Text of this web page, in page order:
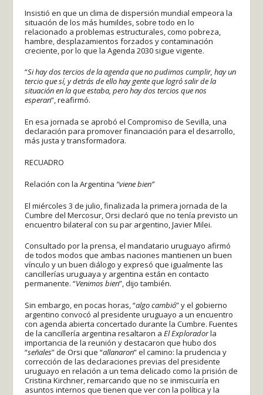
Insistió en que un clima de dispersión mundial empeora la
situación de los más humildes, sobre todo en lo
relacionado a problemas estructurales, como pobreza,
hambre, desplazamientos forzados y contaminación
creciente, por lo que la Agenda 2030 sigue vigente.
“Si hay dos tercios de la agenda que no pudimos cumplir, hay un
tercio que sí, y detrás de ello hay gente que logró salir de la
situación en la que estaba, pero hay dos tercios que nos
esperan”, reafirmó.
En esa jornada se aprobó el Compromiso de Sevilla, una
declaración para promover financiación para el desarrollo,
más justa y transformadora.
RECUADRO
Relación con la Argentina “viene bien”
El miércoles 3 de julio, finalizada la primera jornada de la
Cumbre del Mercosur, Orsi declaró que no tenía previsto un
encuentro bilateral con su par argentino, Javier Milei.
Consultado por la prensa, el mandatario uruguayo afirmó
de todos modos que ambas naciones mantienen un buen
vínculo y un buen diálogo y expresó que igualmente las
cancillerías uruguaya y argentina están en contacto
permanente. “Venimos bien”, dijo también.
Sin embargo, en pocas horas, “algo cambió” y el gobierno
argentino convocó al presidente uruguayo a un encuentro
con agenda abierta concertado durante la Cumbre. Fuentes
de la cancillería argentina resaltaron aEl Exploradorla
importancia de la reunión y destacaron que hubo dos
“señales” de Orsi que “allanaron” el camino: la prudencia y
corrección de las declaraciones previas del presidente
uruguayo en relación a un tema delicado como la prisión de
Cristina Kirchner, remarcando que no se inmiscuiría en
asuntos internos que tienen que ver con la política y la